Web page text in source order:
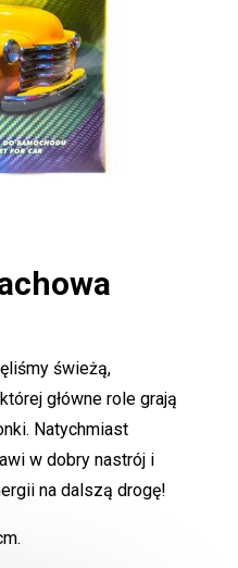
świeżą,
główne role grają
Natychmiast
w dobry nastrój i
na dalszą drogę!